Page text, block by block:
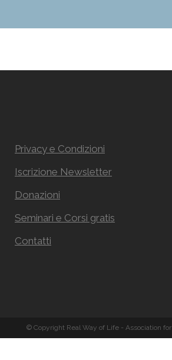
Privacy e Condizioni
Iscrizione Newsletter
Donazioni
Seminari e Corsi gratis
Contatti
© Copyright Real Way of Life - Association